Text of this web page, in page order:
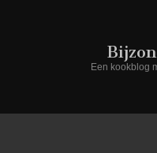
Een kookblog